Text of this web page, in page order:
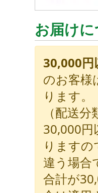
お届け
30,000円
のお客様
ります。
（配送
30,000円
りますの
違う場合
合計が